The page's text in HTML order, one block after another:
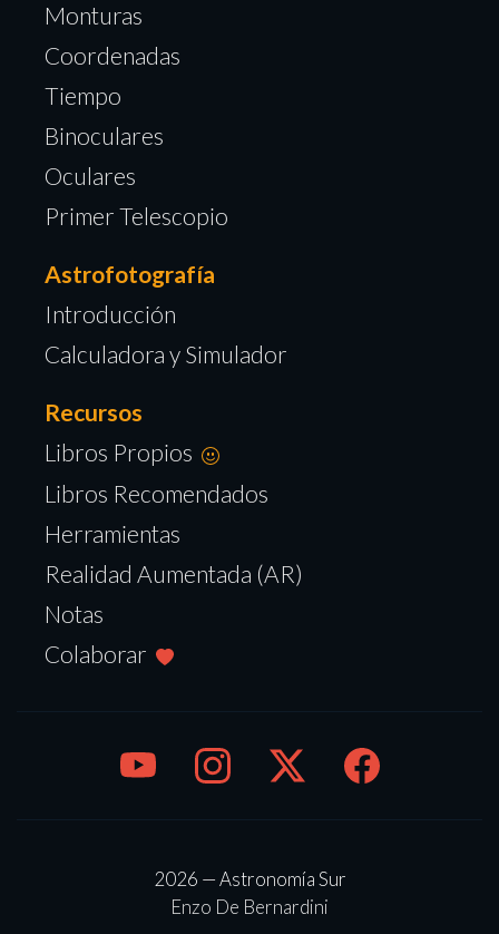
Monturas
Coordenadas
Tiempo
Binoculares
Oculares
Primer Telescopio
Astrofotografía
Introducción
Calculadora y Simulador
Recursos
Libros Propios
Libros Recomendados
Herramientas
Realidad Aumentada (AR)
Notas
Colaborar
2026 — Astronomía Sur
Enzo De Bernardini